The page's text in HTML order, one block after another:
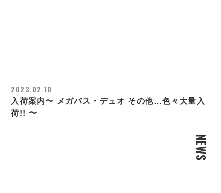
2023.02.10
入荷案内〜 メガバス・デュオ その他…色々大量入
荷!! 〜
NEWS